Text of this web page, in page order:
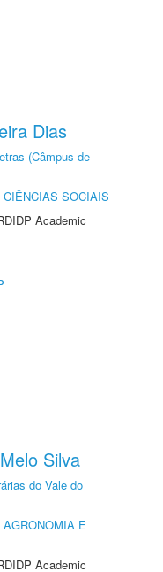
Dias
(Câmpus de
CIÊNCIAS SOCIAIS
Academic
Silva
do Vale do
E
Academic